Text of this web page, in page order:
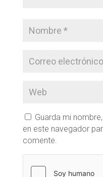
Guarda mi
en este navegador
comente.